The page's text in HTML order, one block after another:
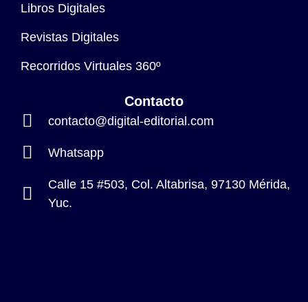
Libros Digitales
Revistas Digitales
Recorridos Virtuales 360º
Contacto
contacto@digital-editorial.com
Whatsapp
Calle 15 #503, Col. Altabrisa, 97130 Mérida,
Yuc.